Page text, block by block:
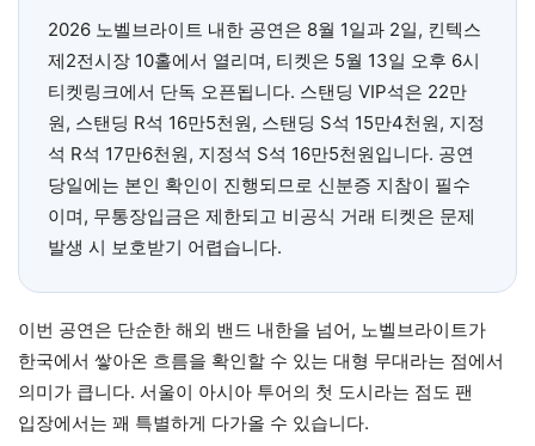
2026 노벨브라이트 내한 공연은 8월 1일과 2일, 킨텍스
제2전시장 10홀에서 열리며, 티켓은 5월 13일 오후 6시
티켓링크에서 단독 오픈됩니다. 스탠딩 VIP석은 22만
원, 스탠딩 R석 16만5천원, 스탠딩 S석 15만4천원, 지정
석 R석 17만6천원, 지정석 S석 16만5천원입니다. 공연
당일에는 본인 확인이 진행되므로 신분증 지참이 필수
이며, 무통장입금은 제한되고 비공식 거래 티켓은 문제
발생 시 보호받기 어렵습니다.
이번 공연은 단순한 해외 밴드 내한을 넘어, 노벨브라이트가
한국에서 쌓아온 흐름을 확인할 수 있는 대형 무대라는 점에서
의미가 큽니다. 서울이 아시아 투어의 첫 도시라는 점도 팬
입장에서는 꽤 특별하게 다가올 수 있습니다.